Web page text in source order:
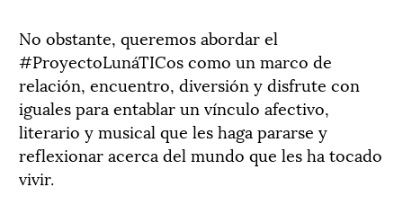
No obstante, queremos abordar el
#ProyectoLunáTICos como un marco de
relación, encuentro, diversión y disfrute con
iguales para entablar un vínculo afectivo,
literario y musical que les haga pararse y
reflexionar acerca del mundo que les ha tocado
vivir.